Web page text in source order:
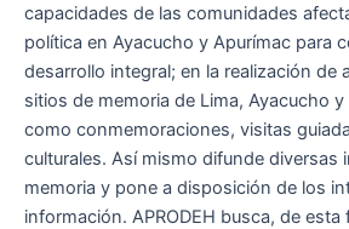
capacidades de las comunidades
política en Ayacucho y Apurímac para
desarrollo integral; en la realización de
sitios de memoria de Lima, Ayacucho
como conmemoraciones, visitas
culturales. Así mismo difunde diversas
memoria y pone a disposición de los
información. APRODEH busca, de